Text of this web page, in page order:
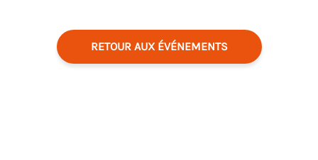
RETOUR AUX ÉVÉNEMENTS